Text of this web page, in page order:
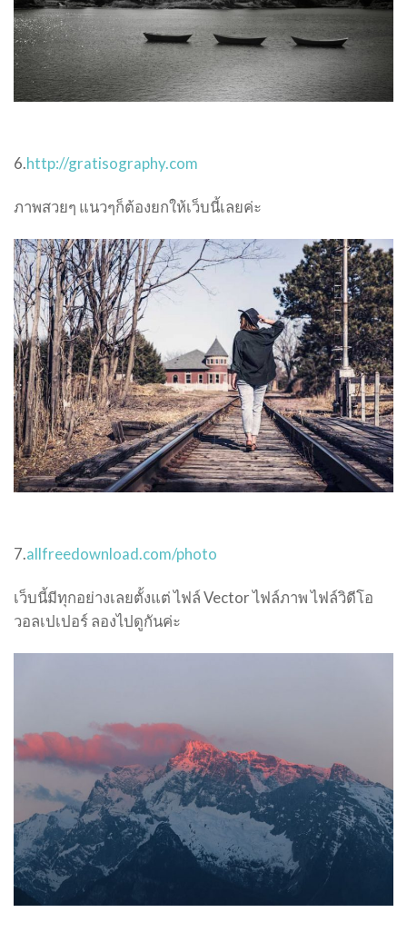
6.http://gratisography.com
ภาพสวยๆ แนวๆก็ต้องยกให้เว็บนี้เลยค่ะ
7.allfreedownload.com/photo
เว็บนี้มีทุกอย่างเลยตั้งแต่ ไฟล์ Vector ไฟล์ภาพ ไฟล์วิดีโอ
วอลเปเปอร์ ลองไปดูกันค่ะ